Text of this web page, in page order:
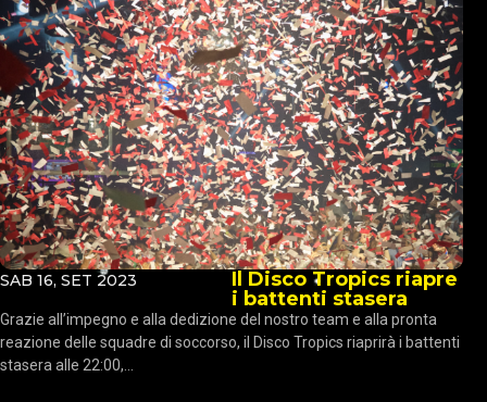
SAB 16, SET 2023
Il Disco Tropics riapre
i battenti stasera
Grazie all’impegno e alla dedizione del nostro team e alla pronta
reazione delle squadre di soccorso, il Disco Tropics riaprirà i battenti
stasera alle 22:00,...